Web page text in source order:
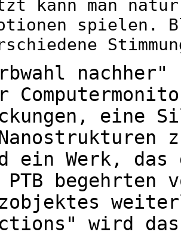
kann man
spielen.
eine
ein Werk, das
begehrten
wird das